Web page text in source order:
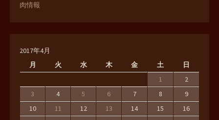
肉情報
2017年4月
月
火 水 木 金 土 日
1
2
3
4 5 6 7 8
9
10
11 12 13 14 15
16